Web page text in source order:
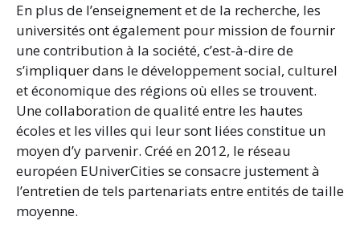
En plus de l’enseignement et de la recherche, les
universités ont également pour mission de fournir
une contribution à la société, c’est-à-dire de
s’impliquer dans le développement social, culturel
et économique des régions où elles se trouvent.
Une collaboration de qualité entre les hautes
écoles et les villes qui leur sont liées constitue un
moyen d’y parvenir. Créé en 2012, le réseau
européen EUniverCities se consacre justement à
l’entretien de tels partenariats entre entités de taille
moyenne.